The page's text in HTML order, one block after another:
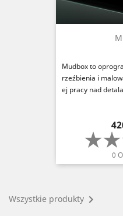
Mudbox to
rzeźbienia i
ej pracy nad
0
Wszystkie produkty 